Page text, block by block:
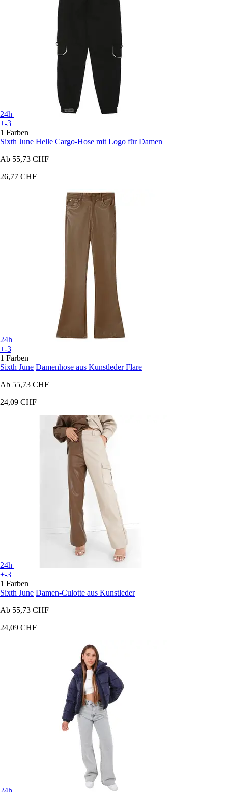
24h
+-3
1 Farben
Sixth June Helle Cargo-Hose mit Logo für Damen
Ab 55,73 CHF
26,77 CHF
24h
+-3
1 Farben
Sixth June Damenhose aus Kunstleder Flare
Ab 55,73 CHF
24,09 CHF
24h
+-3
1 Farben
Sixth June Damen-Culotte aus Kunstleder
Ab 55,73 CHF
24,09 CHF